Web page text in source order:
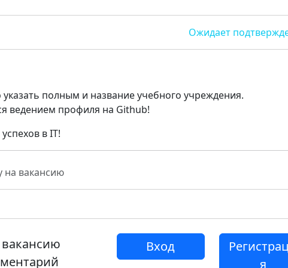
Ожидает
полным и название учебного учреждения.
ведением профиля на Github!
в IT!
на вакансию
Вход
я